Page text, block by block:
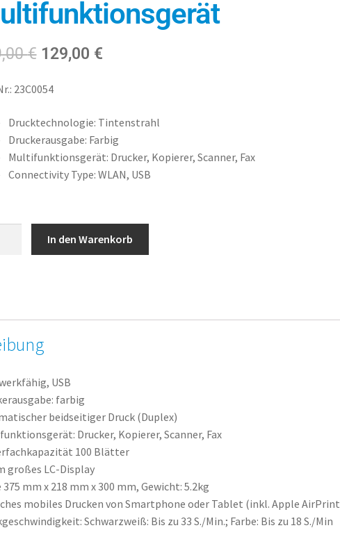
€ 129,00 €
23C0054
Drucktechnologie: Tintenstrahl
Druckerausgabe: Farbig
Multifunktionsgerät: Drucker, Kopierer, Scanner, Fax
Connectivity Type: WLAN, USB
In den Warenkorb
USB
farbig
beidseitiger Druck (Duplex)
Drucker, Kopierer, Scanner, Fax
100 Blätter
großes LC-Display
375 mm x 218 mm x 300 mm, Gewicht: 5.2kg
mobiles Drucken von Smartphone oder Tablet (inkl. Apple AirPrint
Schwarzweiß: Bis zu 33 S./Min.; Farbe: Bis zu 18 S./Min